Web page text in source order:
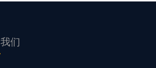
我们